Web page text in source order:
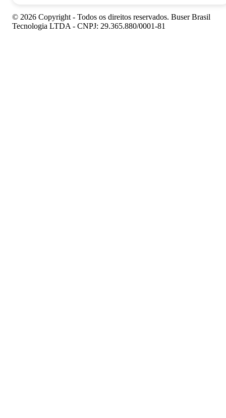
© 2026 Copyright - Todos os direitos reservados. Buser Brasil
Tecnologia LTDA - CNPJ: 29.365.880/0001-81